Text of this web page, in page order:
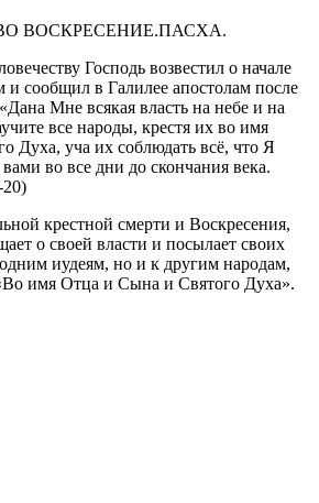
ВОСКРЕСЕНИЕ.ПАСХА.
Господь возвестил о начале
и сообщил в Галилее апостолам после
Мне всякая власть на небе и на
все народы, крестя их во имя
Духа, уча их соблюдать всё, что Я
во все дни до скончания века.
крестной смерти и Воскресения,
о своей власти и посылает своих
иудеям, но и к другим народам,
имя Отца и Сына и Святого Духа».